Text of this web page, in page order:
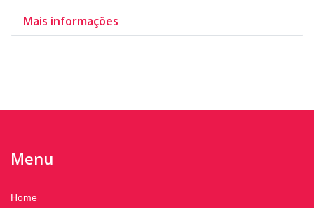
Mais informações
Menu
Home